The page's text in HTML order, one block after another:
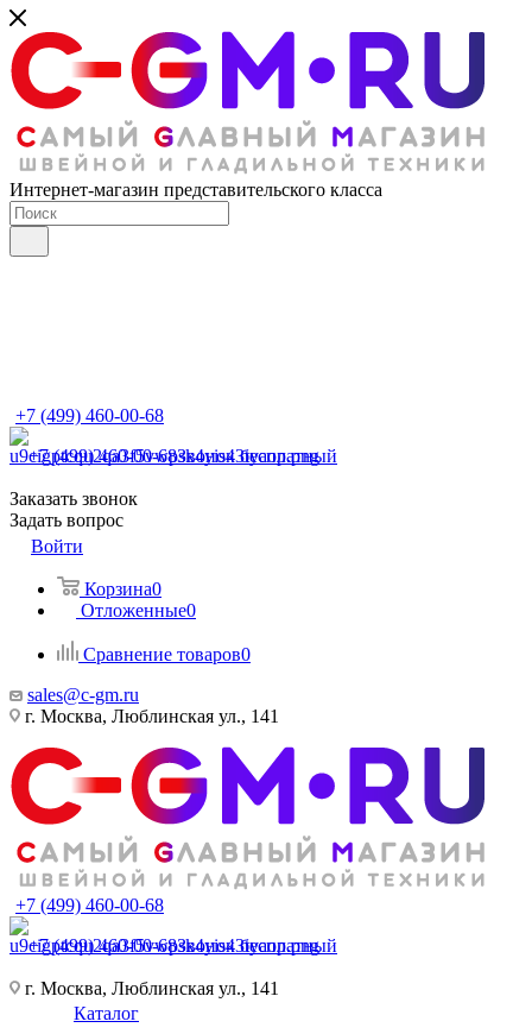
Интернет-магазин представительского класса
+7 (499) 460-00-68
+7 (499) 460-00-68Звонок бесплатный
Заказать звонок
Задать вопрос
Войти
Корзина0
Отложенные0
Сравнение товаров0
sales@c-gm.ru
г. Москва, Люблинская ул., 141
+7 (499) 460-00-68
+7 (499) 460-00-68Звонок бесплатный
г. Москва, Люблинская ул., 141
Каталог